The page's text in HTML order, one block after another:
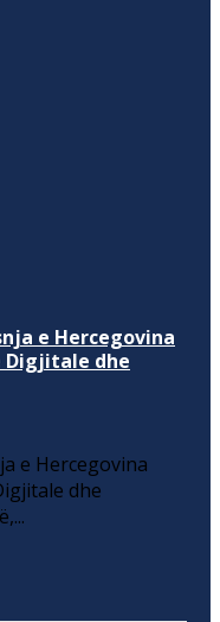
e Hercegovina
Digjitale dhe
e Hercegovina
dhe